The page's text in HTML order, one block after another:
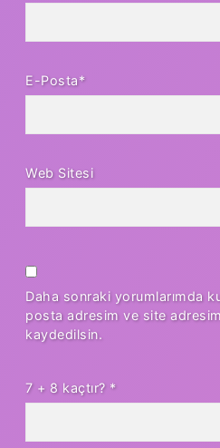
E-Posta*
Web Sitesi
Daha sonraki yorumlarımda
posta adresim ve site adresim
kaydedilsin.
7 + 8 kaçtır? *